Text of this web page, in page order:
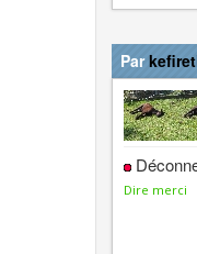
Par
Dire merci